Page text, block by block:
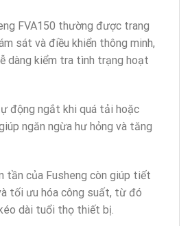
FVA150 thường được trang
sát và điều khiển thông minh,
dàng kiểm tra tình trạng hoạt
động ngắt khi quá tải hoặc
ngăn ngừa hư hỏng và tăng
tần của Fusheng còn giúp tiết
tối ưu hóa công suất, từ đó
dài tuổi thọ thiết bị.